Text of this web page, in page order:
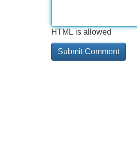
HTML is allowed